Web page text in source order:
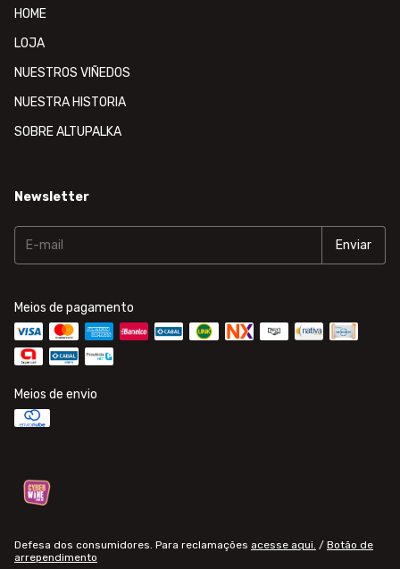
HOME
LOJA
NUESTROS VIÑEDOS
NUESTRA HISTORIA
SOBRE ALTUPALKA
Newsletter
Meios de pagamento
Meios de envio
Defesa dos consumidores. Para reclamações acesse aqui. / Botão de
arrependimento